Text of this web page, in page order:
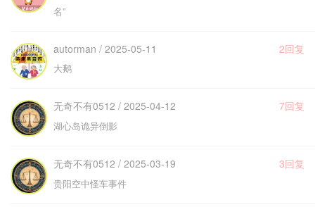
名”
autorman / 2025-05-11 2回复
大鹅
无奇不有0512 / 2025-04-12 7回复
湖心岛诡异倒影
无奇不有0512 / 2025-03-19 3回复
贵阳空中怪车事件